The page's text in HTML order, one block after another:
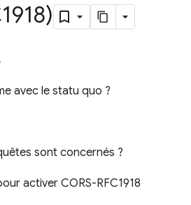
avec le statu quo ?
sont concernés ?
activer CORS-RFC1918